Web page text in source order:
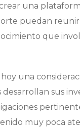
una
puedan
que
una
sus
muy poca